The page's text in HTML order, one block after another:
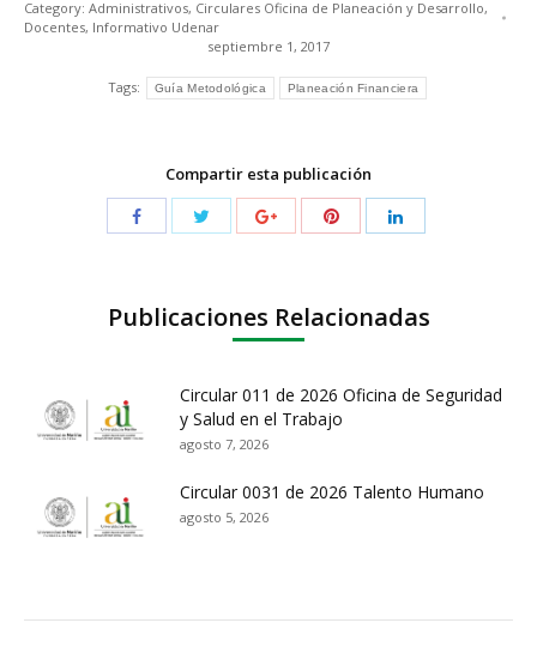
Category: Administrativos, Circulares Oficina de Planeación y Desarrollo,
Docentes, Informativo Udenar
septiembre 1, 2017
Tags: Guía Metodológica Planeación Financiera
Compartir esta publicación
Publicaciones Relacionadas
Circular 011 de 2026 Oficina de Seguridad
y Salud en el Trabajo
agosto 7, 2026
Circular 0031 de 2026 Talento Humano
agosto 5, 2026